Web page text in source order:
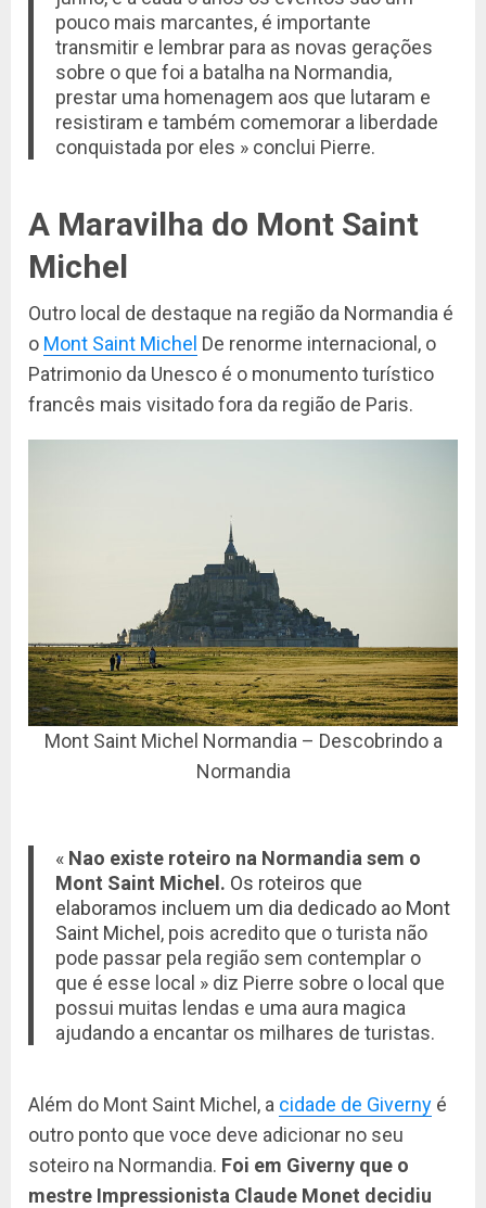
pouco mais marcantes, é importante
transmitir e lembrar para as novas gerações
sobre o que foi a batalha na Normandia,
prestar uma homenagem aos que lutaram e
resistiram e também comemorar a liberdade
conquistada por eles » conclui Pierre.
A Maravilha do Mont Saint
Michel
Outro local de destaque na região da Normandia é
o Mont Saint Michel De renorme internacional, o
Patrimonio da Unesco é o monumento turístico
francês mais visitado fora da região de Paris.
Mont Saint Michel Normandia – Descobrindo a
Normandia
« Nao existe roteiro na Normandia sem o
Mont Saint Michel. Os roteiros que
elaboramos incluem um dia dedicado ao Mont
Saint Michel , pois acredito que o turista não
pode passar pela região sem contemplar o
que é esse local » diz Pierre sobre o local que
possui muitas lendas e uma aura magica
ajudando a encantar os milhares de turistas.
Além do Mont Saint Michel, a cidade de Giverny é
outro ponto que voce deve adicionar no seu
soteiro na Normandia. Foi em Giverny que o
mestre Impressionista Claude Monet decidiu